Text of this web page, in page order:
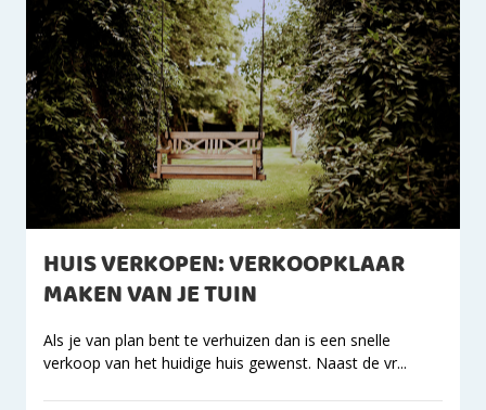
HUIS VERKOPEN: VERKOOPKLAAR
MAKEN VAN JE TUIN
Als je van plan bent te verhuizen dan is een snelle
verkoop van het huidige huis gewenst. Naast de vr...